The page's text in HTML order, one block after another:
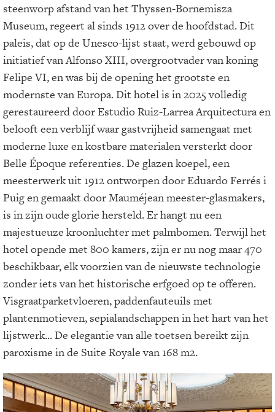
steenworp afstand van het Thyssen-Bornemisza
Museum, regeert al sinds 1912 over de hoofdstad. Dit
paleis, dat op de Unesco-lijst staat, werd gebouwd op
initiatief van Alfonso XIII, overgrootvader van koning
Felipe VI, en was bij de opening het grootste en
modernste van Europa. Dit hotel is in 2025 volledig
gerestaureerd door Estudio Ruiz-Larrea Arquitectura en
belooft een verblijf waar gastvrijheid samengaat met
moderne luxe en kostbare materialen versterkt door
Belle Époque referenties. De glazen koepel, een
meesterwerk uit 1912 ontworpen door Eduardo Ferrés i
Puig en gemaakt door Mauméjean meester-glasmakers,
is in zijn oude glorie hersteld. Er hangt nu een
majestueuze kroonluchter met palmbomen. Terwijl het
hotel opende met 800 kamers, zijn er nu nog maar 470
beschikbaar, elk voorzien van de nieuwste technologie
zonder iets van het historische erfgoed op te offeren.
Visgraatparketvloeren, paddenfauteuils met
plantenmotieven, sepialandschappen in het hart van het
lijstwerk... De elegantie van alle toetsen bereikt zijn
paroxisme in de Suite Royale van 168 m2.